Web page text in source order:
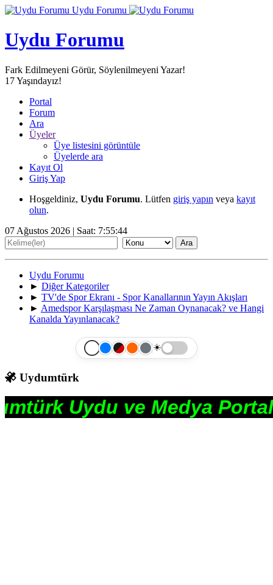
Uydu Forumu
Uydu Forumu
Fark Edilmeyeni Görür, Söylenilmeyeni Yazar!
17Yaşındayız!
Portal
Forum
Ara
Üyeler
Üye listesini görüntüle
Üyelerde ara
Kayıt Ol
Giriş Yap
Hoşgeldiniz, Uydu Forumu. Lütfen giriş yapın veya kayıt
olun.
07 Ağustos 2026 | Saat: 7:55:46
Uydu Forumu
► Diğer Kategoriler
► TV'de Spor Ekranı - Spor Kanallarının Yayın Akışları
► Amedspor Karşılaşması Ne Zaman Oynanacak? ve Hangi
Kanalda Yayınlanacak?
☀️
Uydumtürk
ve Medya Portalı ve